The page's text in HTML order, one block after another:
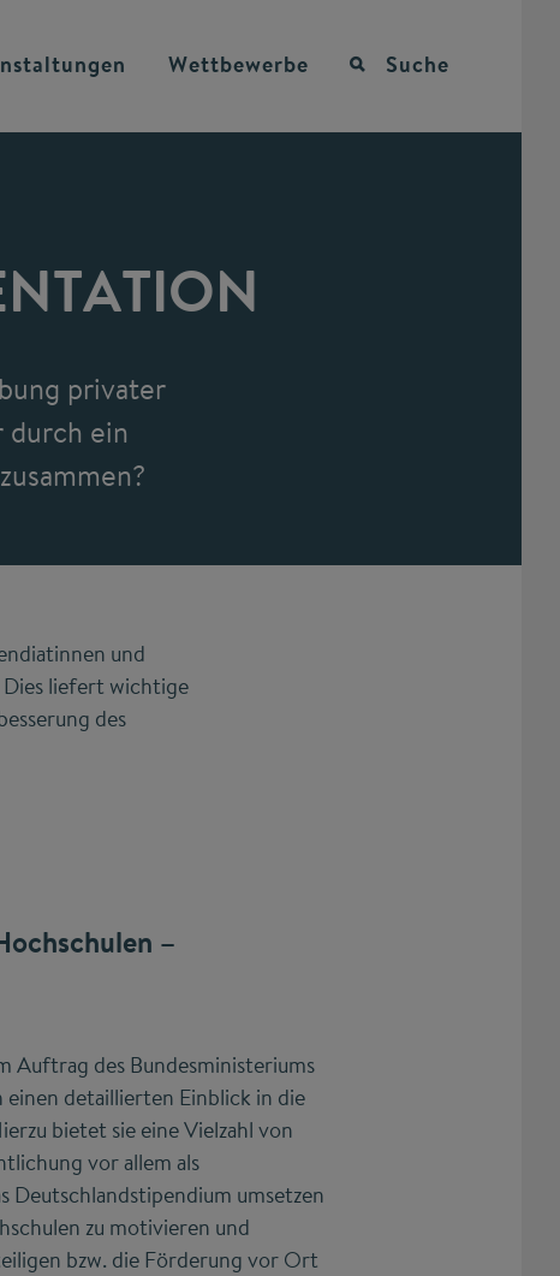
Wettbewerbe Suche
privater
ein
und
liefert wichtige
des
–
des Bundesministeriums
detaillierten Einblick in die
bietet sie eine Vielzahl von
vor allem als
Deutschlandstipendium umsetzen
zu motivieren und
bzw. die Förderung vor Ort